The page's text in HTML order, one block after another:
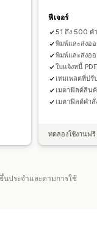
การส่งอีเมลอัตโนมัติ
ฟีเจอร์
51 ถึง 500 ค
พิมพ์และส่งอ
พิมพ์และส่งอ
ใบแจ้งหนี้
เทมเพลตที่ปรั
เมตาฟิลด์สิน
เมตาฟิลด์คำ
ทดลองใช้งานฟ
นประจำและตามการใช้